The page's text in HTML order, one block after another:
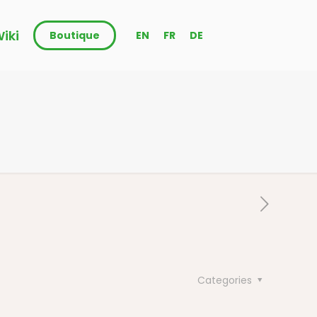
Boutique EN FR DE
Categories